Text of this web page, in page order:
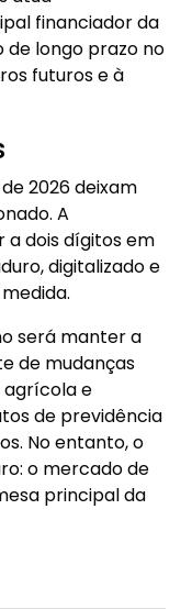
financiador da
longo prazo no
futuros e à
2026 deixam
A
dois dígitos em
digitalizado e
será manter a
de mudanças
agrícola e
de previdência
No entanto, o
o mercado de
principal da